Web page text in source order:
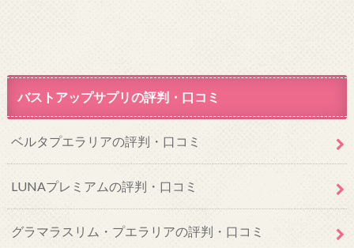
バストアップサプリの評判・口コミ
ベルタプエラリアの評判・口コミ
LUNAプレミアムの評判・口コミ
グラマラスリム・プエラリアの評判・口コミ